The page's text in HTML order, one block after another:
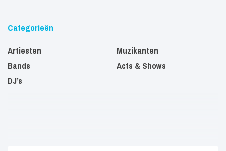
Categorieën
Artiesten
Bands
DJ’s
Muzikanten
Acts & Shows